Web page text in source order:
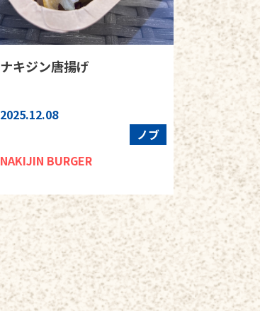
ナキジン唐揚げ
2025.12.08
ノブ
NAKIJIN BURGER